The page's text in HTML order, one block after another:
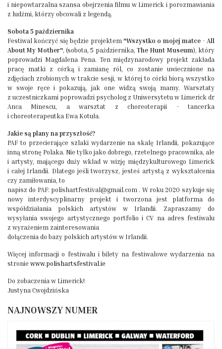
i niepowtarzalna szansa obejrzenia filmu w Limerick i porozmawiania
z ludźmi, którzy obcowali z legendą.
Sobota 5 października
Festiwal kończyć się będzie projektem "Wszystko o mojej matce - All
About My Mother", (sobota, 5 października,The Hunt Museum), który
poprowadzi Magdalena Pena. Ten międzynarodowy projekt zakłada
pracę matki z córką i zamianę ról, co zostanie uwiecznione na
zdjęciach zrobionych w trakcie sesji, w której to córki biorą wszystko
w swoje ręce i pokazują, jak one widzą swoją mamy. Warsztaty
z uczestniczkami poprowadzi psycholog z Uniwersytetu w Limerick dr
Anca Minescu, a warsztat z choreoterapii - tancerka
i choreoterapeutka Ewa Kotuła.
Jakie są plany na przyszłość?
PAF to przecierające szlaki wydarzenie na skalę Irlandii, pokazujące
inną stronę Polaka. Nie tylko jako dobrego, rzetelnego pracownika, ale
i artysty, mającego duży wkład w wizję międzykulturowego Limerick
i całej Irlandii. Dlatego jeśli tworzysz, jesteś artystą z wykształcenia
czy zamiłowania, to
napisz do PAF: polishartfestival@gmail.com . W roku 2020 szykuje się
nowy interdyscyplinarny projekt i tworzona jest platforma do
współdziałania polskich artystów w Irlandii. Zapraszamy do
wysyłania swojego artystycznego portfolio i CV na adres festiwalu
z wyrażeniem zainteresowania
dołączenia do bazy polskich artystów w Irlandii.
Więcej informacji o festiwalu i bilety na festiwalowe wydarzenia na
stronie www.polishartsfestival.ie
Do zobaczenia w Limerick!
Justyna Cwojdzińska
NAJNOWSZY NUMER